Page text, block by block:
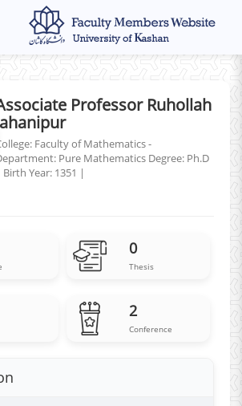
Professor Ruhollah
Faculty of Mathematics -
Pure Mathematics Degree: Ph.D
Birth Year: 1351 |
0
Thesis
2
Conference